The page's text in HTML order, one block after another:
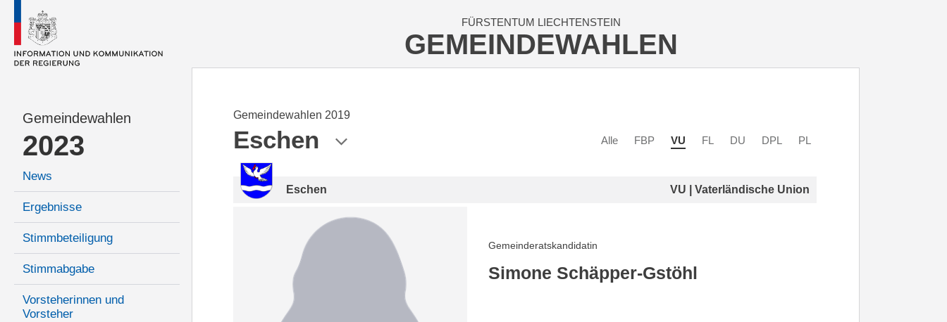
FÜRSTENTUM LIECHTENSTEIN
GEMEINDEWAHLEN
Gemeindewahlen
2023
News
Ergebnisse
Stimmbeteiligung
Stimmabgabe
Vorsteherinnen und
Vorsteher
Gemeindewahlen 2019
Eschen Alle FBP VU FL DU DPL PL
Eschen VU | Vaterländische Union
Gemeinderatskandidatin
Simone Schäpper-Gstöhl